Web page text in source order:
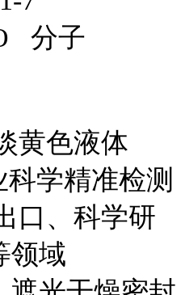
分子
黄色液体
学精准检测
口、科学研
领域